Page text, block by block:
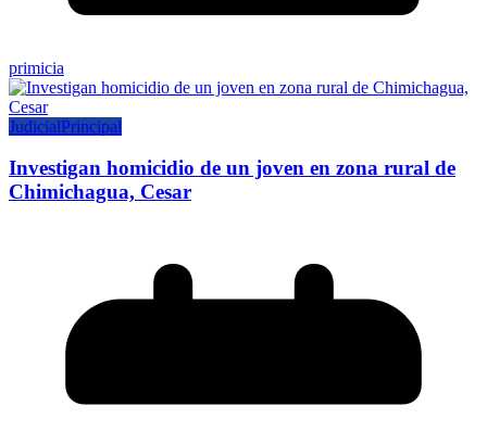
primicia
JudicialPrincipal
Investigan homicidio de un joven en zona rural de
Chimichagua, Cesar